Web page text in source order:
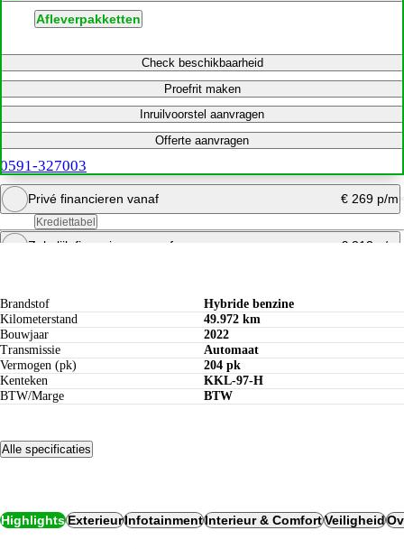
Afleverpakketten
Check beschikbaarheid
Proefrit maken
Inruilvoorstel aanvragen
Offerte aanvragen
0591-327003
Privé financieren vanaf € 269 p/m
Krediettabel
Zakelijk financieren vanaf € 313 p/m
Brandstof
Hybride benzine
Kilometerstand
49.972 km
Bouwjaar
2022
Transmissie
Automaat
Vermogen (pk)
204 pk
Kenteken
KKL-97-H
BTW/Marge
BTW
Alle specificaties
HighlightsExterieurInfotainmentInterieur & ComfortVeiligheid